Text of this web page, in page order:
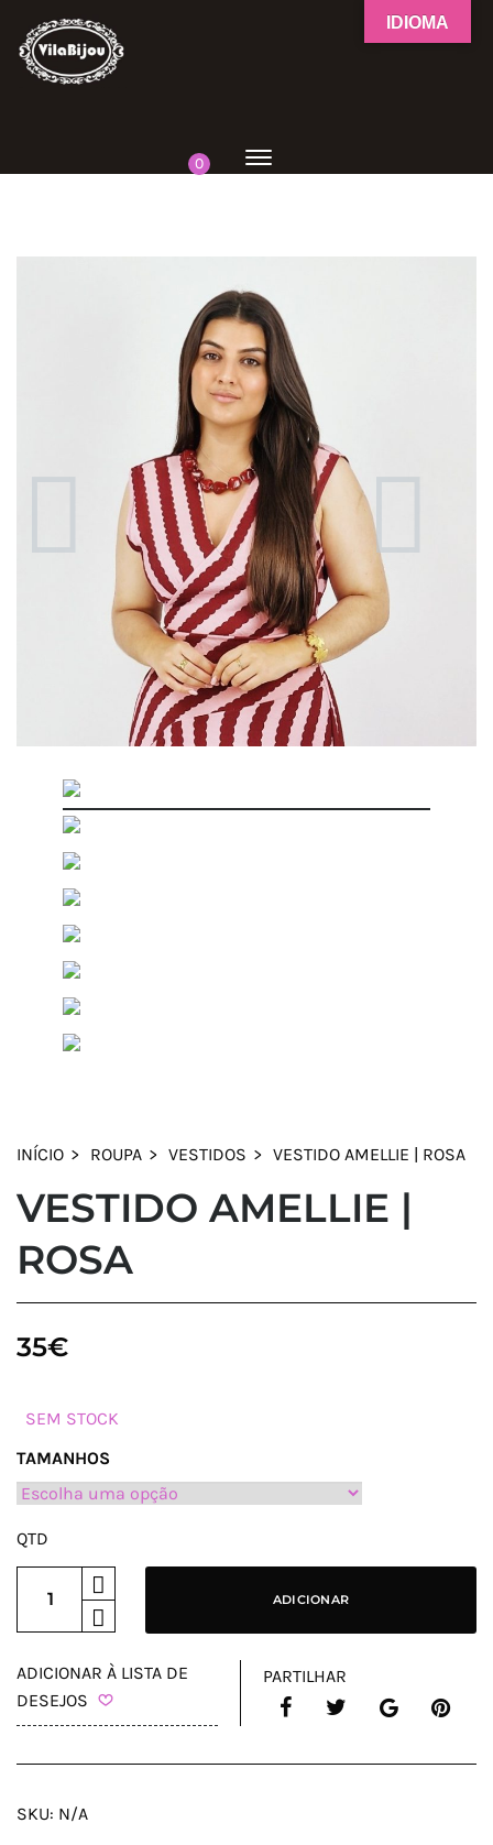
0
INÍCIO ROUPA VESTIDOS VESTIDO AMELLIE | ROSA
VESTIDO AMELLIE |
ROSA
35€
SEM STOCK
TAMANHOS
QTD
ADICIONAR
ADICIONAR À LISTA DE
DESEJOS
PARTILHAR
SKU: N/A
IDIOMA